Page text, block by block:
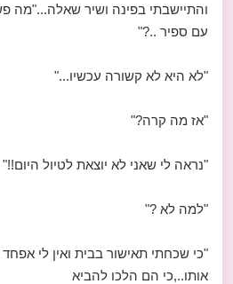
והתיישבתי בפינה ושיר שאלה..."מה
עם ספיר ..?"
"לא היא לא קשורה עכשיו..."
"אז מה קרה?"
"נראה לי שאני לא יוצאת לטיול היום!!"
"למה לא ?"
"כי שכחתי תאישור בבית ואין לי
אותו..,כי הם הלכו להביא